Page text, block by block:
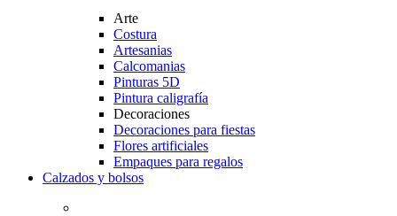
Arte
Costura
Artesanias
Calcomanias
Pinturas 5D
Pintura caligrafía
Decoraciones
Decoraciones para fiestas
Flores artificiales
Empaques para regalos
Calzados y bolsos